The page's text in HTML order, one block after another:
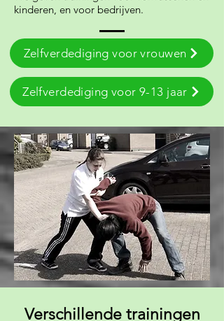
kinderen, en voor bedrijven.
Zelfverdediging voor vrouwen
Zelfverdediging voor 9-13 jaar
Verschillende trainingen